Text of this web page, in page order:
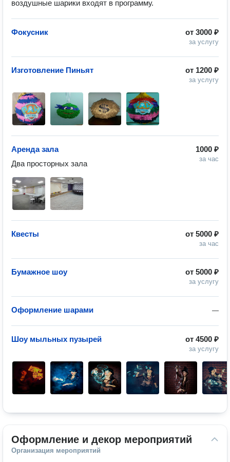
воздушные шарики входят в программу.
от 3000 ₽
за услугу
Фокусник
от 1200 ₽
за услугу
Изготовление Пиньят
1000 ₽
за час
Аренда зала
Два просторных зала
от 5000 ₽
за час
Квесты
от 5000 ₽
за услугу
Бумажное шоу
—
Оформление шарами
от 4500 ₽
за услугу
Шоу мыльных пузырей
Оформление и декор мероприятий
Организация мероприятий